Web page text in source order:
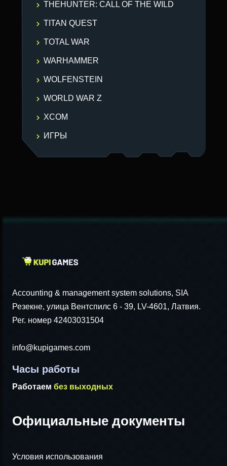
THEHUNTER: CALL OF THE WILD
TITAN QUEST
TOTAL WAR
WARHAMMER
WOLFENSTEIN
WORLD WAR Z
XCOM
ИГРЫ
Accounting & management system solutions, SIA
Резекне, улица Вентспилс 6 - 39, LV-4601, Латвия.
Рег. номер 42403031504
info@kupigames.com
Часы работы
Работаем без выходных
Официальные документы
Условия использования